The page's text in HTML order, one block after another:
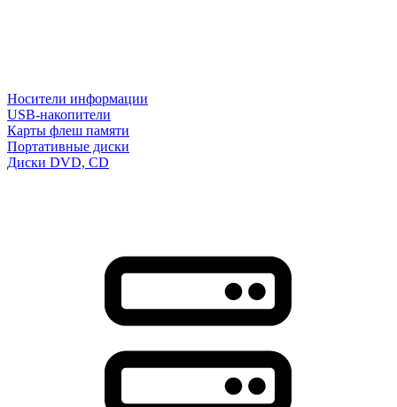
Носители информации
USB-накопители
Карты флеш памяти
Портативные диски
Диски DVD, CD